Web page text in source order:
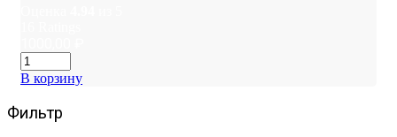
В корзину
Фильтр